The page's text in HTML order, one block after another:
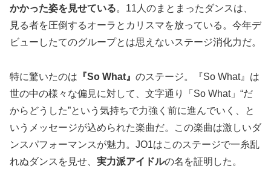
かかった姿を見せている。11人のまとまったダンスは、
見る者を圧倒するオーラとカリスマを放っている。今年デ
ビューしたてのグループとは思えないステージ消化力だ。
特に驚いたのは 『So What』 のステージ。『So What』は
世の中の様々な偏見に対して、文字通り「So What」“だ
からどうした”という気持ちで力強く前に進んでいく、と
いうメッセージが込められた楽曲だ。この楽曲は激しいダ
ンスパフォーマンスが魅力。JO1はこのステージで一糸乱
れぬダンスを見せ、 実力派アイドルの名を証明した。